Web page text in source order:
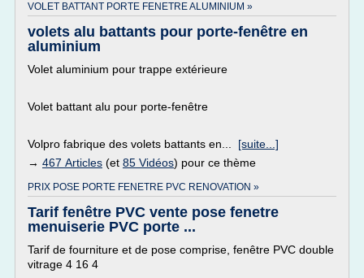
VOLET BATTANT PORTE FENETRE ALUMINIUM »
volets alu battants pour porte-fenêtre en
aluminium
Volet aluminium pour trappe extérieure
Volet battant alu pour porte-fenêtre
Volpro fabrique des volets battants en... [suite...]
→ 467 Articles (et 85 Vidéos) pour ce thème
PRIX POSE PORTE FENETRE PVC RENOVATION »
Tarif fenêtre PVC vente pose fenetre
menuiserie PVC porte ...
Tarif de fourniture et de pose comprise, fenêtre PVC double
vitrage 4 16 4